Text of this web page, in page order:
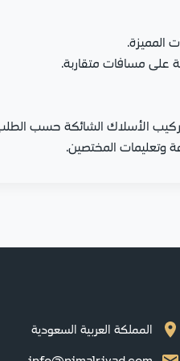
المميزة.
على مسافات متقاربة.
تركيب الأسلاك الشائكة حسب
وتعليمات المختصين.
المملكة العربية السعودية